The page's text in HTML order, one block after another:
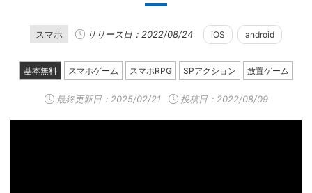
スマホ リリース日：2022/08/24 iOS android
基本無料 スマホゲーム スマホRPG SPアクション 放置ゲーム
最終更新日： 2025/02/21 投稿日：2022/08/09